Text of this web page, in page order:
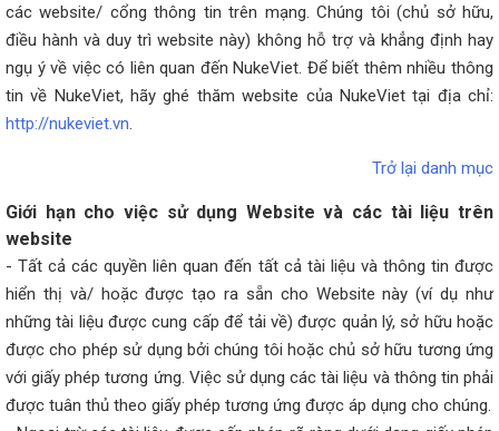
các website/ cổng thông tin trên mạng. Chúng tôi (chủ sở hữu,
điều hành và duy trì website này) không hỗ trợ và khẳng định hay
ngụ ý về việc có liên quan đến NukeViet. Để biết thêm nhiều thông
tin về NukeViet, hãy ghé thăm website của NukeViet tại địa chỉ:
http://nukeviet.vn
Trở lại danh mục
Giới hạn cho việc sử dụng Website và các tài liệu trên
website
- Tất cả các quyền liên quan đến tất cả tài liệu và thông tin được
hiển thị và/ hoặc được tạo ra sẵn cho Website này (ví dụ như
những tài liệu được cung cấp để tải về) được quản lý, sở hữu hoặc
được cho phép sử dụng bởi chúng tôi hoặc chủ sở hữu tương ứng
với giấy phép tương ứng. Việc sử dụng các tài liệu và thông tin phải
được tuân thủ theo giấy phép tương ứng được áp dụng cho chúng.